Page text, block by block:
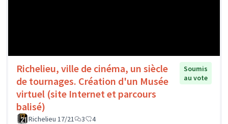
Richelieu, ville de cinéma, un siècle
de tournages. Création d'un Musée
virtuel (site Internet et parcours
balisé)
Soumis
au vote
Richelieu 17/21 3 4